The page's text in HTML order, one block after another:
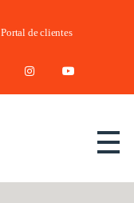
Portal de clientes